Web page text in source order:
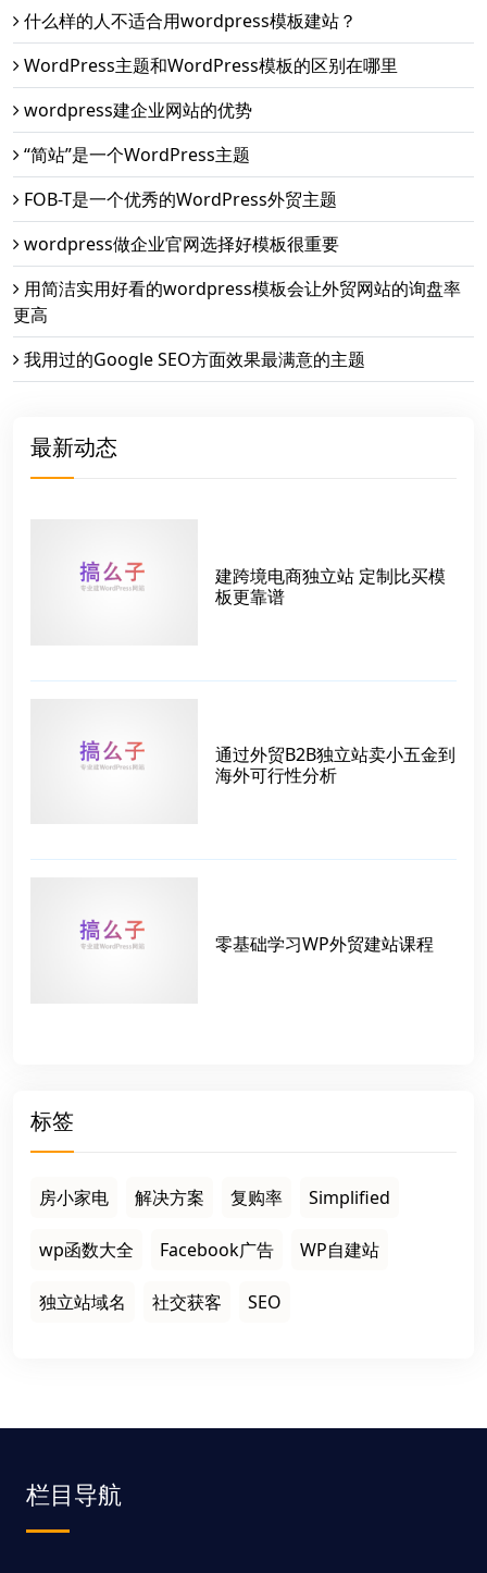
什么样的人不适合用wordpress模板建站？
WordPress主题和WordPress模板的区别在哪里
wordpress建企业网站的优势
“简站”是一个WordPress主题
FOB-T是一个优秀的WordPress外贸主题
wordpress做企业官网选择好模板很重要
用简洁实用好看的wordpress模板会让外贸网站的询盘率
更高
我用过的Google SEO方面效果最满意的主题
最新动态
建跨境电商独立站 定制比买模
板更靠谱
通过外贸B2B独立站卖小五金到
海外可行性分析
零基础学习WP外贸建站课程
标签
房小家电 解决方案 复购率 Simplified
wp函数大全 Facebook广告 WP自建站
独立站域名 社交获客 SEO
栏目导航